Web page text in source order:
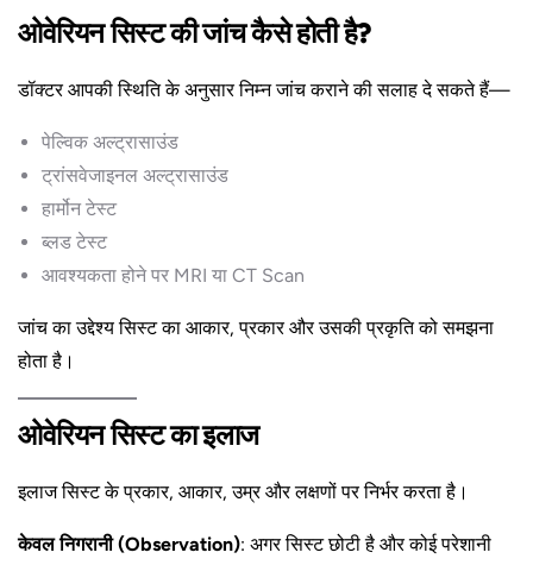
ओवेरियन सिस्ट की जांच कैसे होती है?
डॉक्टर आपकी स्थिति के अनुसार निम्न जांच कराने की सलाह दे सकते हैं—
पेल्विक अल्ट्रासाउंड
ट्रांसवेजाइनल अल्ट्रासाउंड
हार्मोन टेस्ट
ब्लड टेस्ट
आवश्यकता होने पर MRI या CT Scan
जांच का उद्देश्य सिस्ट का आकार, प्रकार और उसकी प्रकृति को समझना
होता है।
ओवेरियन सिस्ट का इलाज
इलाज सिस्ट के प्रकार, आकार, उम्र और लक्षणों पर निर्भर करता है।
केवल निगरानी (Observation): अगर सिस्ट छोटी है और कोई परेशानी